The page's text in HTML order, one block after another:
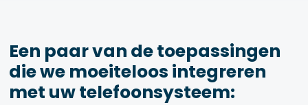
Een paar van de toepassingen
die we moeiteloos integreren
met uw telefoonsysteem: